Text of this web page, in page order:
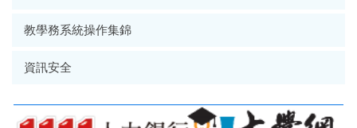
教學務系統操作集錦
資訊安全